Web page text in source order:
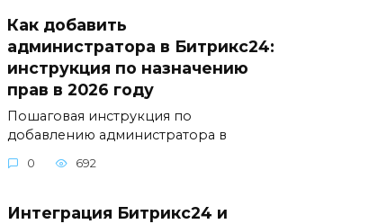
Как добавить
администратора в Битрикс24:
инструкция по назначению
прав в 2026 году
Пошаговая инструкция по
добавлению администратора в
0 692
Интеграция Битрикс24 и